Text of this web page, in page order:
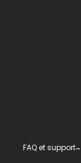
FAQ et support-